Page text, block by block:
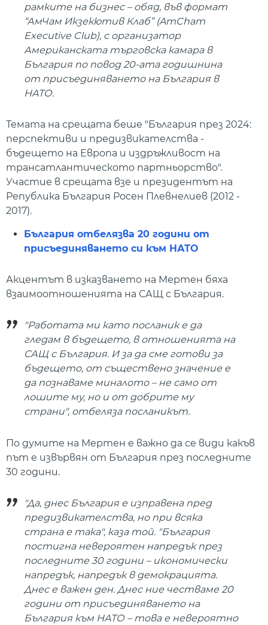
рамките на бизнес – обяд, във формат
“АмЧам Икзекютив Клаб” (AmCham
Executive Club), с организатор
Американската търговска камара в
България по повод 20-ата годишнина
от присъединяването на България в
НАТО.
Темата на срещата беше "България през 2024:
перспективи и предизвикателства -
бъдещето на Европа и издръжливост на
трансатлантическото партньорство".
Участие в срещата взе и президентът на
Република България Росен Плевнелиев (2012 -
2017).
България отбелязва 20 години от
присъединяването си към НАТО
Акцентът в изказването на Мертен бяха
взаимоотношенията на САЩ с България.
"Работата ми като посланик е да
гледам в бъдещето, в отношенията на
САЩ с България. И за да сме готови за
бъдещето, от съществено значение е
да познаваме миналото – не само от
лошите му, но и от добрите му
страни", отбеляза посланикът.
По думите на Мертен е важно да се види какъв
път е извървян от България през последните
30 години.
"Да, днес България е изправена пред
предизвикателства, но при всяка
страна е така", каза той. "България
постигна невероятен напредък през
последните 30 години – икономически
напредък, напредък в демокрацията.
Днес е важен ден. Днес ние честваме 20
години от присъединяването на
България към НАТО – това е невероятно